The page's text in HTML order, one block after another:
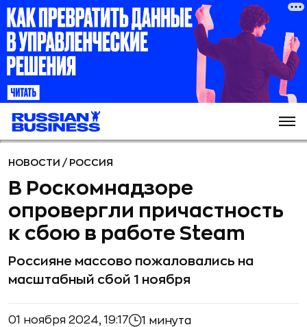
НОВОСТИ / РОССИЯ
В Роскомнадзоре
опровергли причастность
к сбою в работе Steam
Россияне массово пожаловались на
масштабный сбой 1 ноября
01 ноября 2024, 19:17 1 минута